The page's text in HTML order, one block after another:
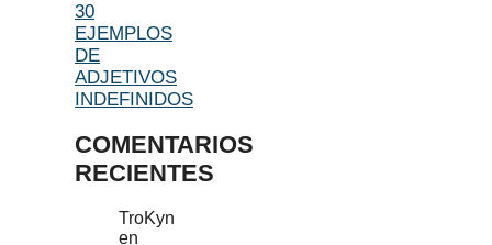
30
EJEMPLOS
DE
ADJETIVOS
INDEFINIDOS
COMENTARIOS
RECIENTES
TroKyn
en